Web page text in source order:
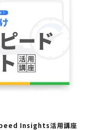
Insights活用講座